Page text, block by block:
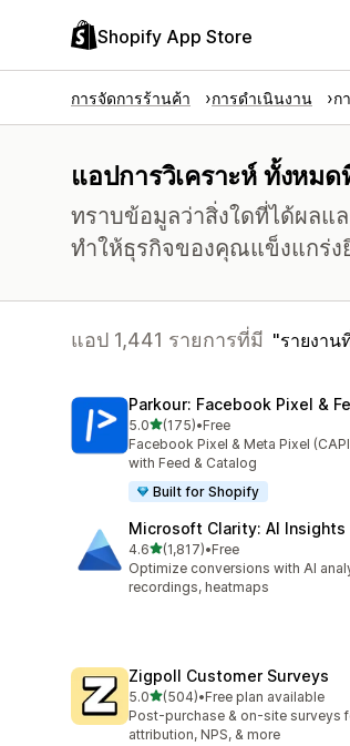
Shopify App Store
การจัดการร้านค้า การดำเนินงาน ก
แอปการวิเคราะห์ ทั้งหม
ทราบข้อมูลว่าสิ่งใดที่ได้ผลแ
ทำให้ธุรกิจของคุณแข็งแกร่ง
แอป 1,441 รายการที่มี รายงาน
Parkour: Facebook Pixel &
5.0เต็ม 5 ดาว
(175)
ทั้งหมด 175 รีวิว
•Free
Facebook Pixel & Meta Pixel
with Feed & Catalog
Built for Shopify
Microsoft Clarity: AI Insights
4.6เต็ม 5 ดาว
(1,817)
ทั้งหมด 1817 รีวิว
•Free
Optimize conversions with AI
recordings, heatmaps
Zigpoll Customer Surveys
5.0เต็ม 5 ดาว
(504)
ทั้งหมด 504 รีวิว
•Free plan available
Post-purchase & on-site surveys
attribution, NPS, & more